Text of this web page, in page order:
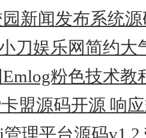
新闻发布系统
刀娱乐网简约大
粉色技术教
卡盟源码开源 响
管理平台源码v1.2